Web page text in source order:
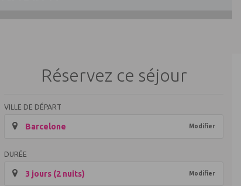
Réservez ce séjour
VILLE DE DÉPART
Barcelone Modifier
DURÉE
3 jours (2 nuits) Modifier